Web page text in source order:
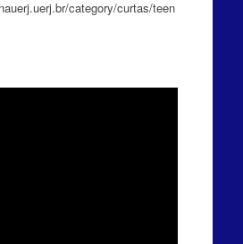
category/curtas/teen